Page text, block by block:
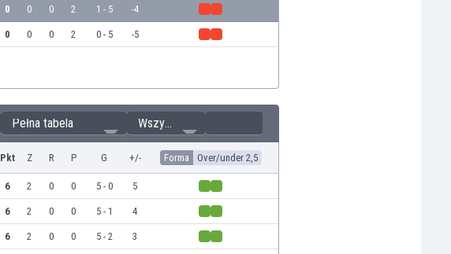
0 0 0 2 1 - 5 -4
0 0 0 2 0 - 5 -5
Pełna tabela Wszystkie
Pkt Z R P G +/- Forma Over/under 2,5
6 2 0 0 5 - 0 5
6 2 0 0 5 - 1 4
6 2 0 0 5 - 2 3